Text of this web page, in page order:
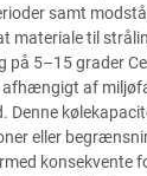
samt
materiale til
på 5–15 grader
af
Denne
eller
konsekvente